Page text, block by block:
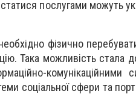
послугами можуть
фізично
Така можливість стала
комунікаційними
соціальної сфери та